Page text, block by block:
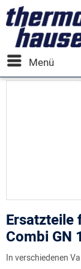
Menü
Ersatzteile
Combi GN
In verschiedenen